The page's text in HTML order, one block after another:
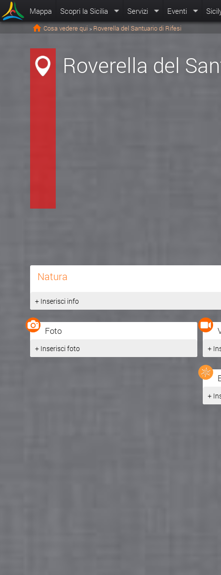
Mappa Scopri la Sicilia Servizi Eventi
Cosa vedere qui > Roverella del Santuario di Rifesi
Roverella del
Natura
+ Inserisci info
Foto
+ Inserisci foto +
+